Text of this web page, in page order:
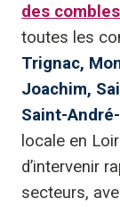
des combles
toutes les
Trignac,
Joachim,
Saint-
locale en
d’intervenir
secteurs,